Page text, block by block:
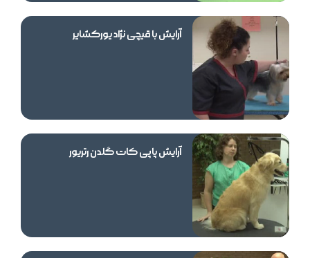
آرایش با قیچی نژاد یورکشایر
آرایش پاپی کات گلدن رتریور